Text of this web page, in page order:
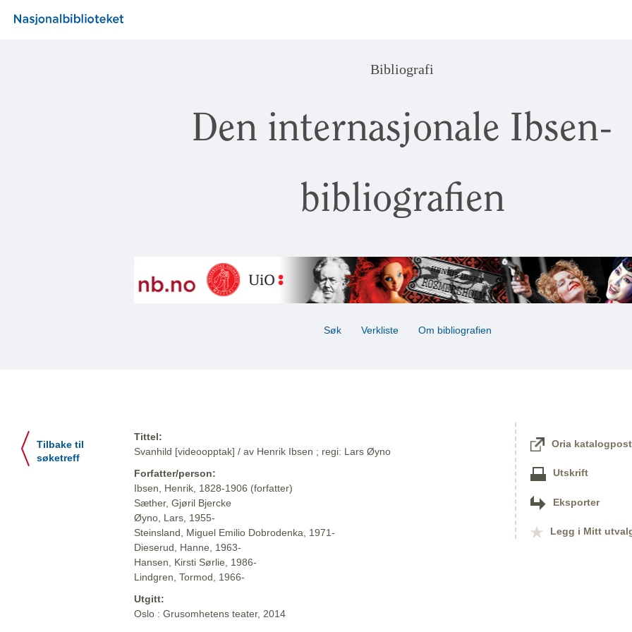
Bibliografi
Den internasjonale Ibsen-
bibliografien
Søk Verkliste Om bibliografien
Tilbake til
søketreff
Tittel:
Svanhild [videoopptak] / av Henrik Ibsen ; regi: Lars Øyno
Forfatter/person:
Ibsen, Henrik, 1828-1906 (forfatter)
Sæther, Gjøril Bjercke
Øyno, Lars, 1955-
Steinsland, Miguel Emilio Dobrodenka, 1971-
Dieserud, Hanne, 1963-
Hansen, Kirsti Sørlie, 1986-
Lindgren, Tormod, 1966-
Utgitt:
Oslo : Grusomhetens teater, 2014
Oria katalogpost
Utskrift
Eksporter
Legg i Mitt